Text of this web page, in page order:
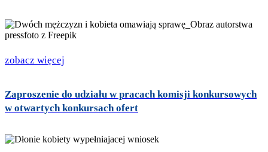
zobacz więcej
Zaproszenie do udziału w pracach komisji konkursowych
w otwartych konkursach ofert